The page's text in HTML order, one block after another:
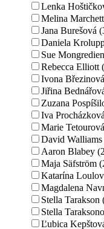
Lenka
Melina
Jana Burešová
Daniela
Sue
Rebecca Elliott
Ivona
Jiřina
Zuzana
Iva
Marie
David
Aaron Blabey
Maja Säfström
Katarína
Magdalena
Stella
Stella
Ľubica